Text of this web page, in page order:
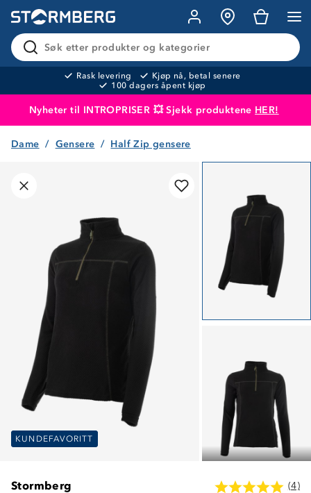
Søk etter produkter og kategorier
Rask levering
Kjøp nå, betal senere
100 dagers åpent kjøp
Nyheter til INTROPRISER 💥 Sjekk produktene HER!
Produktet er lagt i handlekurven
Dame Gensere Half Zip gensere
KUNDEFAVORITT KUNDEFAVORITT
KUNDEFAVORITT
Stormberg (4)